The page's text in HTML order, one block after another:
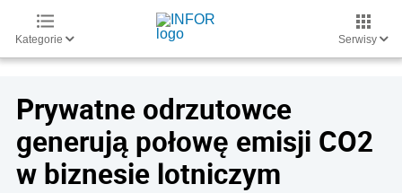
Kategorie Serwisy
Prywatne odrzutowce
generują połowę emisji CO2
w biznesie lotniczym